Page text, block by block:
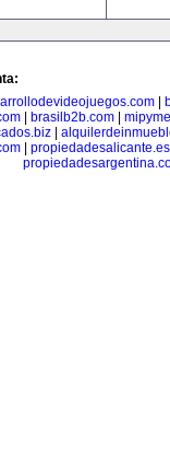
|
brasilb2b.com
| propiedadesalicante.es